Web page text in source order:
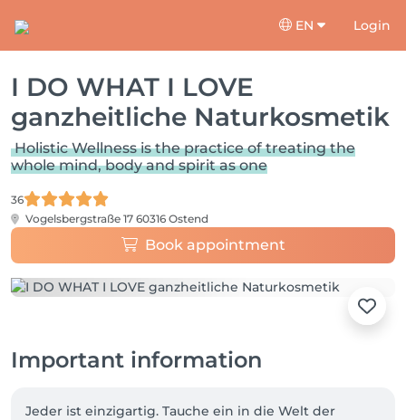
EN Login
I DO WHAT I LOVE
ganzheitliche Naturkosmetik
Holistic Wellness is the practice of treating the
whole mind, body and spirit as one
36
Vogelsbergstraße 17 60316 Ostend
Book appointment
Important information
Jeder ist einzigartig. Tauche ein in die Welt der